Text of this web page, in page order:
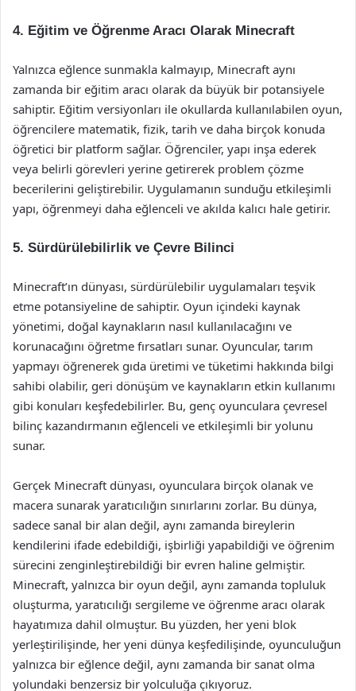
4. Eğitim ve Öğrenme Aracı Olarak Minecraft
Yalnızca eğlence sunmakla kalmayıp, Minecraft aynı
zamanda bir eğitim aracı olarak da büyük bir potansiyele
sahiptir. Eğitim versiyonları ile okullarda kullanılabilen oyun,
öğrencilere matematik, fizik, tarih ve daha birçok konuda
öğretici bir platform sağlar. Öğrenciler, yapı inşa ederek
veya belirli görevleri yerine getirerek problem çözme
becerilerini geliştirebilir. Uygulamanın sunduğu etkileşimli
yapı, öğrenmeyi daha eğlenceli ve akılda kalıcı hale getirir.
5. Sürdürülebilirlik ve Çevre Bilinci
Minecraft’ın dünyası, sürdürülebilir uygulamaları teşvik
etme potansiyeline de sahiptir. Oyun içindeki kaynak
yönetimi, doğal kaynakların nasıl kullanılacağını ve
korunacağını öğretme fırsatları sunar. Oyuncular, tarım
yapmayı öğrenerek gıda üretimi ve tüketimi hakkında bilgi
sahibi olabilir, geri dönüşüm ve kaynakların etkin kullanımı
gibi konuları keşfedebilirler. Bu, genç oyunculara çevresel
bilinç kazandırmanın eğlenceli ve etkileşimli bir yolunu
sunar.
Gerçek Minecraft dünyası, oyunculara birçok olanak ve
macera sunarak yaratıcılığın sınırlarını zorlar. Bu dünya,
sadece sanal bir alan değil, aynı zamanda bireylerin
kendilerini ifade edebildiği, işbirliği yapabildiği ve öğrenim
sürecini zenginleştirebildiği bir evren haline gelmiştir.
Minecraft, yalnızca bir oyun değil, aynı zamanda topluluk
oluşturma, yaratıcılığı sergileme ve öğrenme aracı olarak
hayatımıza dahil olmuştur. Bu yüzden, her yeni blok
yerleştirilişinde, her yeni dünya keşfedilişinde, oyunculuğun
yalnızca bir eğlence değil, aynı zamanda bir sanat olma
yolundaki benzersiz bir yolculuğa çıkıyoruz.